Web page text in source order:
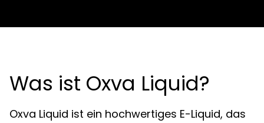
Was ist Oxva Liquid?
Oxva Liquid ist ein hochwertiges E-Liquid, das